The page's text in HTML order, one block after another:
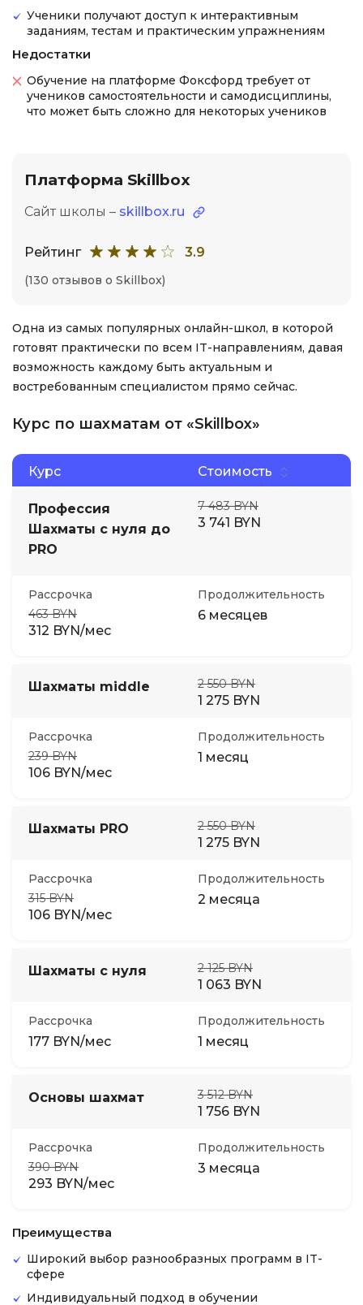
Ученики получают доступ к интерактивным
заданиям, тестам и практическим упражнениям
Недостатки
Обучение на платформе Фоксфорд требует от
учеников самостоятельности и самодисциплины,
что может быть сложно для некоторых учеников
Платформа Skillbox
Сайт школы – skillbox.ru
Рейтинг 3.9
(130 отзывов о Skillbox)
Одна из самых популярных онлайн-школ, в которой
готовят практически по всем IT-направлениям, давая
возможность каждому быть актуальным и
востребованным специалистом прямо сейчас.
Курс по шахматам от «Skillbox»
Курс Стоимость
Профессия
Шахматы с нуля до
PRO
7 483 BYN
3 741 BYN
Рассрочка
463 BYN
312 BYN/мес
Продолжительность
6 месяцев
Шахматы middle 2 550 BYN
1 275 BYN
Рассрочка
239 BYN
106 BYN/мес
Продолжительность
1 месяц
Шахматы PRO 2 550 BYN
1 275 BYN
Рассрочка
315 BYN
106 BYN/мес
Продолжительность
2 месяца
Шахматы с нуля 2 125 BYN
1 063 BYN
Рассрочка
177 BYN/мес
Продолжительность
1 месяц
Основы шахмат 3 512 BYN
1 756 BYN
Рассрочка
390 BYN
293 BYN/мес
Продолжительность
3 месяца
Преимущества
Широкий выбор разнообразных программ в IT-
сфере
Индивидуальный подход в обучении